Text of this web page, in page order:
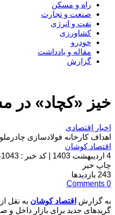
راه و مسکن
صنعت و تجارت
نفت و انرژی
کشاورزی
خودرو
مقاله و یادداشت
گزارش
خیز «کچاد» در
اخبار اقتصادی
اهداف کارخانه فولادسازی چادرملو در سال ۱۴۰۳ از سوی
اقتصاد کوشان
4 اردیبهشت 1403
کد خبر : 41043
چاپ خبر
243 بازدیدها
0
Comments
به گزارش اقتصاد کوشان به نقل
گریدهای جدید برای بازار داخل و صادرات تا